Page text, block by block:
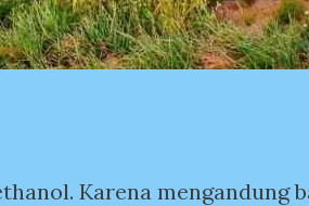
Karena mengandung